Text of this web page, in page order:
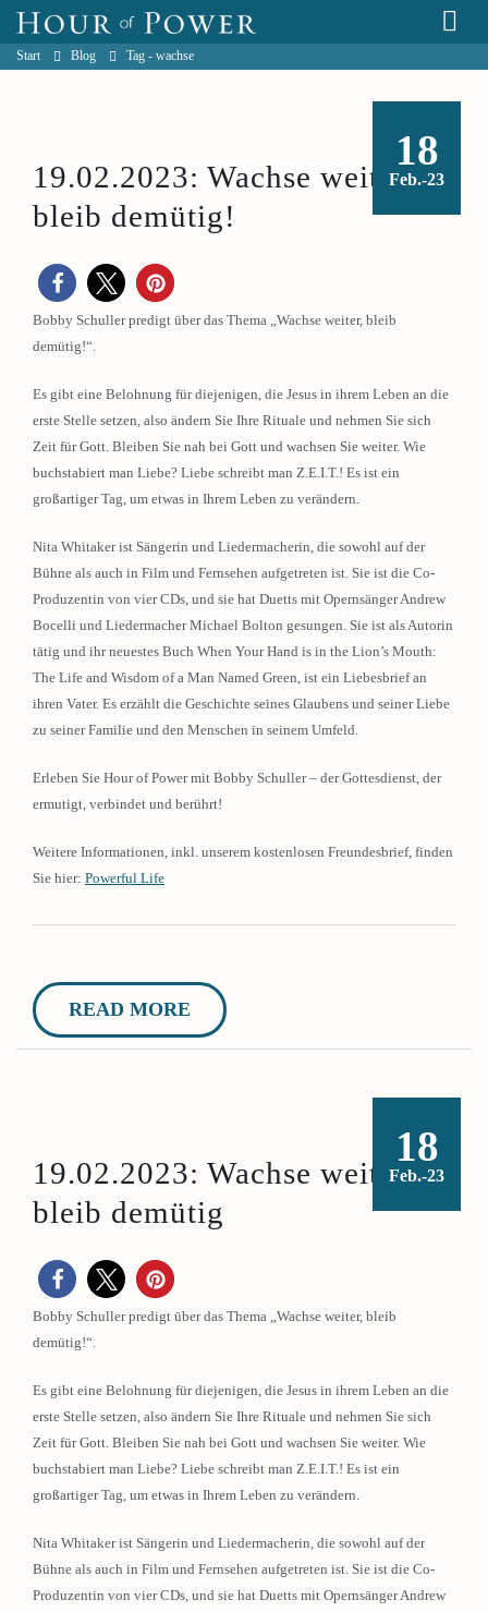
Start Blog Tag - wachse
18
Feb.-23
19.02.2023: Wachse weiter,
bleib demütig!
Bobby Schuller predigt über das Thema „Wachse weiter, bleib
demütig!“.
Es gibt eine Belohnung für diejenigen, die Jesus in ihrem Leben an die
erste Stelle setzen, also ändern Sie Ihre Rituale und nehmen Sie sich
Zeit für Gott. Bleiben Sie nah bei Gott und wachsen Sie weiter. Wie
buchstabiert man Liebe? Liebe schreibt man Z.E.I.T.! Es ist ein
großartiger Tag, um etwas in Ihrem Leben zu verändern.
Nita Whitaker ist Sängerin und Liedermacherin, die sowohl auf der
Bühne als auch in Film und Fernsehen aufgetreten ist. Sie ist die Co-
Produzentin von vier CDs, und sie hat Duetts mit Opernsänger Andrew
Bocelli und Liedermacher Michael Bolton gesungen. Sie ist als Autorin
tätig und ihr neuestes Buch When Your Hand is in the Lion’s Mouth:
The Life and Wisdom of a Man Named Green, ist ein Liebesbrief an
ihren Vater. Es erzählt die Geschichte seines Glaubens und seiner Liebe
zu seiner Familie und den Menschen in seinem Umfeld.
Erleben Sie Hour of Power mit Bobby Schuller – der Gottesdienst, der
ermutigt, verbindet und berührt!
Weitere Informationen, inkl. unserem kostenlosen Freundesbrief, finden
Sie hier: Powerful Life
READ MORE
18
Feb.-23
19.02.2023: Wachse weiter,
bleib demütig
Bobby Schuller predigt über das Thema „Wachse weiter, bleib
demütig!“.
Es gibt eine Belohnung für diejenigen, die Jesus in ihrem Leben an die
erste Stelle setzen, also ändern Sie Ihre Rituale und nehmen Sie sich
Zeit für Gott. Bleiben Sie nah bei Gott und wachsen Sie weiter. Wie
buchstabiert man Liebe? Liebe schreibt man Z.E.I.T.! Es ist ein
großartiger Tag, um etwas in Ihrem Leben zu verändern.
Nita Whitaker ist Sängerin und Liedermacherin, die sowohl auf der
Bühne als auch in Film und Fernsehen aufgetreten ist. Sie ist die Co-
Produzentin von vier CDs, und sie hat Duetts mit Opernsänger Andrew